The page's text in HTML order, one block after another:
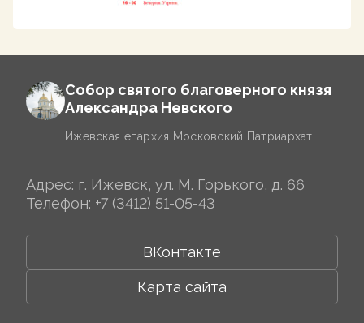
Собор святого благоверного князя
Александра Невского
Ижевская епархия Московский Патриархат
Адрес: г. Ижевск, ул. М. Горького, д. 66
Телефон: +7 (3412) 51-05-43
ВКонтакте
Карта сайта